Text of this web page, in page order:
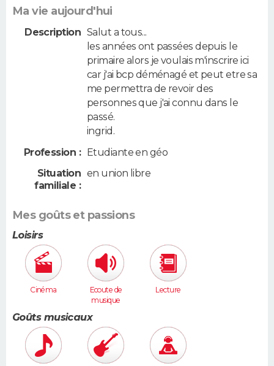
Ma vie aujourd'hui
Description Salut a tous...
les années ont passées depuis le
primaire alors je voulais m'inscrire ici
car j'ai bcp déménagé et peut etre sa
me permettra de revoir des
personnes que j'ai connu dans le
passé.
ingrid.
Profession : Etudiante en géo
Situation
familiale :
en union libre
Mes goûts et passions
Loisirs
Cinéma
Ecoute de
musique
Lecture
Goûts musicaux